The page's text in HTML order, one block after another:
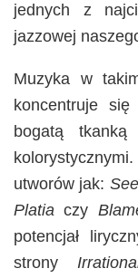
jednych z
jazzowej
Muzyka w
koncentruje
bogatą
utworów jak:
Platia czy
potencjał
strony